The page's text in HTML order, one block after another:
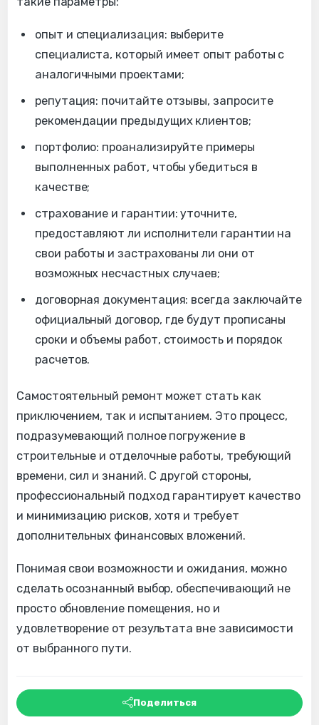
опыт и специализация: выберите
специалиста, который имеет опыт работы с
аналогичными проектами;
репутация: почитайте отзывы, запросите
рекомендации предыдущих клиентов;
портфолио: проанализируйте примеры
выполненных работ, чтобы убедиться в
качестве;
страхование и гарантии: уточните,
предоставляют ли исполнители гарантии на
свои работы и застрахованы ли они от
возможных несчастных случаев;
договорная документация: всегда заключайте
официальный договор, где будут прописаны
сроки и объемы работ, стоимость и порядок
расчетов.
Самостоятельный ремонт может стать как
приключением, так и испытанием. Это процесс,
подразумевающий полное погружение в
строительные и отделочные работы, требующий
времени, сил и знаний. С другой стороны,
профессиональный подход гарантирует качество
и минимизацию рисков, хотя и требует
дополнительных финансовых вложений.
Понимая свои возможности и ожидания, можно
сделать осознанный выбор, обеспечивающий не
просто обновление помещения, но и
удовлетворение от результата вне зависимости
от выбранного пути.
Поделиться